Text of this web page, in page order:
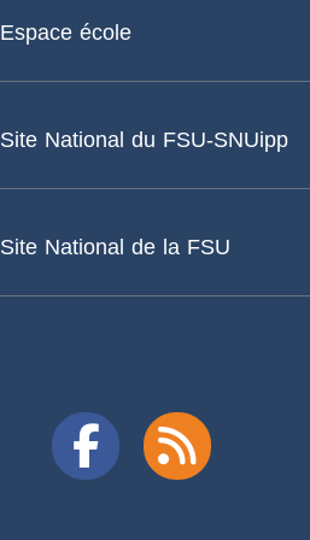
Espace école
Site National du FSU-SNUipp
Site National de la FSU